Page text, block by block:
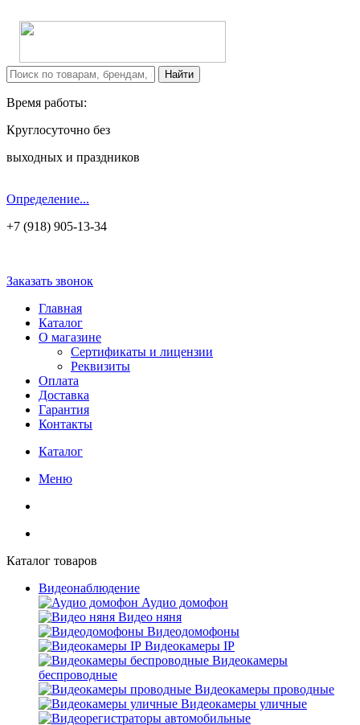
Время работы:
Круглосуточно без
выходных и праздников
Определение...
+7 (918) 905-13-34
Заказать звонок
Главная
Каталог
О магазине
Сертификаты и лицензии
Реквизиты
Оплата
Доставка
Гарантия
Контакты
Каталог
Меню
Каталог товаров
Видеонаблюдение
Аудио домофон
Видео няня
Видеодомофоны
Видеокамеры IP
Видеокамеры
беспроводные
Видеокамеры проводные
Видеокамеры уличные